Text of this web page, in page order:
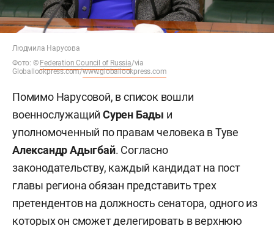
Людмила Нарусова
Фото: © Federation Council of Russia/via
Globallookpress.com/www.globallookpress.com
Помимо Нарусовой, в список вошли
военнослужащийСурен Бады и
уполномоченный по правам человека в Туве
Александр Адыгбай. Согласно
законодательству, каждый кандидат на пост
главы региона обязан представить трех
претендентов на должность сенатора, одного из
которых он сможет делегировать в верхнюю